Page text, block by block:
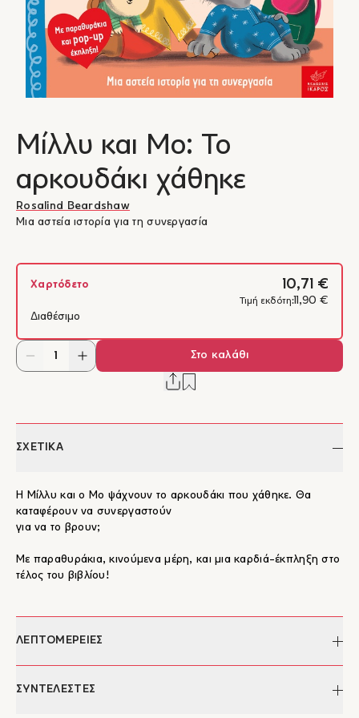
Μίλλυ και Μο: Το
αρκουδάκι χάθηκε
Rosalind Beardshaw
Μια αστεία ιστορία για τη συνεργασία
Χαρτόδετο 10,71 €
Τιμή εκδότη: 11,90 €
Διαθέσιμο
Στο καλάθι
ΣΧΕΤΙΚΑ
Η Μίλλυ και ο Μο ψάχνουν το αρκουδάκι που χάθηκε. Θα
καταφέρουν να συνεργαστούν
για να το βρουν;
Με παραθυράκια, κινούμενα μέρη, και μια καρδιά-έκπληξη στο
τέλος του βιβλίου!
ΛΕΠΤΟΜΕΡΕΙΕΣ
Συγγραφέας:
ΣΥΝΤΕΛΕΣΤΕΣ